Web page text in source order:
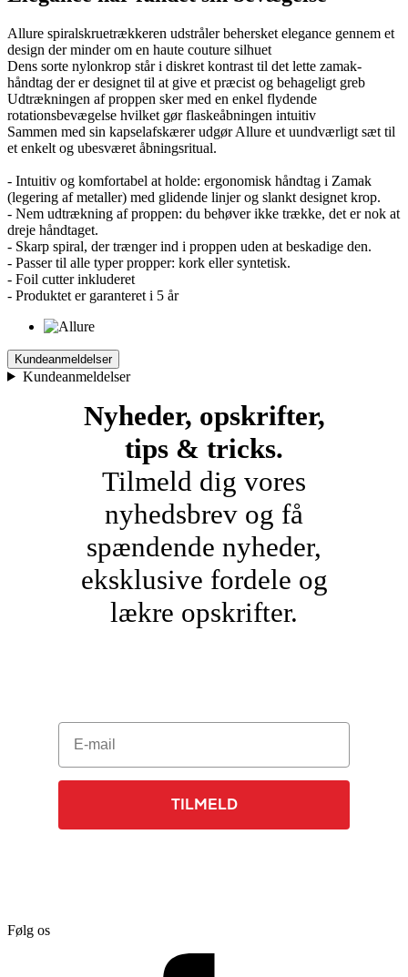
Allure spiralskruetrækkeren udstråler behersket elegance gennem et
design der minder om en haute couture silhuet
Dens sorte nylonkrop står i diskret kontrast til det lette zamak-
håndtag der er designet til at give et præcist og behageligt greb
Udtrækningen af proppen sker med en enkel flydende
rotationsbevægelse hvilket gør flaskeåbningen intuitiv
Sammen med sin kapselafskærer udgør Allure et uundværligt sæt til
et enkelt og ubesværet åbningsritual.
- Intuitiv og komfortabel at holde: ergonomisk håndtag i Zamak
(legering af metaller) med glidende linjer og slankt designet krop.
- Nem udtrækning af proppen: du behøver ikke trække, det er nok at
dreje håndtaget.
- Skarp spiral, der trænger ind i proppen uden at beskadige den.
- Passer til alle typer propper: kork eller syntetisk.
- Foil cutter inkluderet
- Produktet er garanteret i 5 år
Kundeanmeldelser
Kundeanmeldelser
Nyheder, opskrifter,
tips & tricks.
Tilmeld dig vores
nyhedsbrev og få
spændende nyheder,
eksklusive fordele og
lækre opskrifter.
E-mail
TILMELD
Følg os